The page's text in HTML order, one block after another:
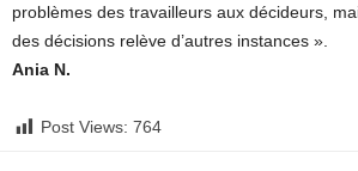
problèmes des travailleurs aux décideurs,
des décisions relève d’autres instances ».
Ania N.
Post Views: 764